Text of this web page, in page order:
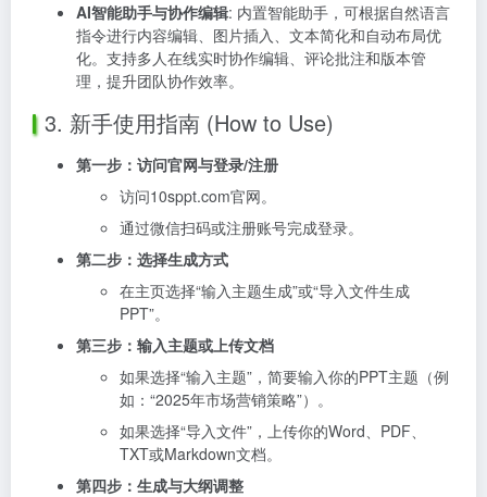
AI智能助手与协作编辑: 内置智能助手，可根据自然语言
指令进行内容编辑、图片插入、文本简化和自动布局优
化。支持多人在线实时协作编辑、评论批注和版本管
理，提升团队协作效率。
3. 新手使用指南 (How to Use)
第一步：访问官网与登录/注册
访问10sppt.com官网。
通过微信扫码或注册账号完成登录。
第二步：选择生成方式
在主页选择“输入主题生成”或“导入文件生成
PPT”。
第三步：输入主题或上传文档
如果选择“输入主题”，简要输入你的PPT主题（例
如：“2025年市场营销策略”）。
如果选择“导入文件”，上传你的Word、PDF、
TXT或Markdown文档。
第四步：生成与大纲调整